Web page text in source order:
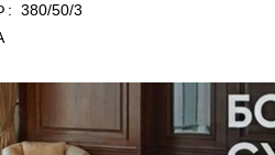
: 380/50/3